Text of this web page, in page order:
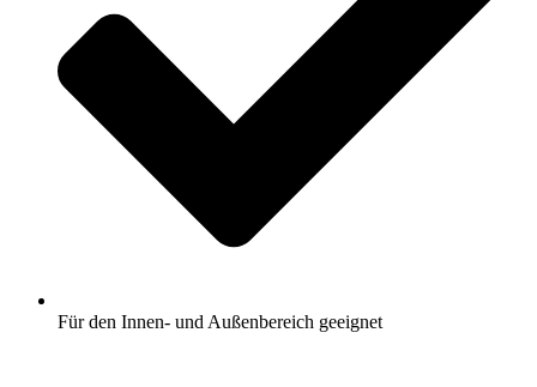
Für den Innen- und Außenbereich geeignet